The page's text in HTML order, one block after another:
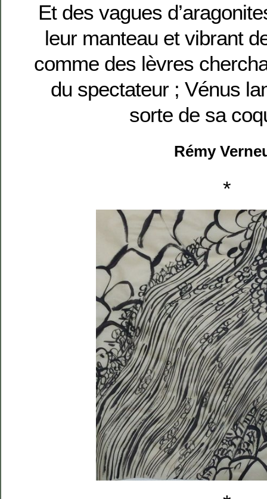
Et des vagues
leur manteau et vibrant
comme des lèvres
du spectateur ; Vénus
sorte de sa
Rémy
*